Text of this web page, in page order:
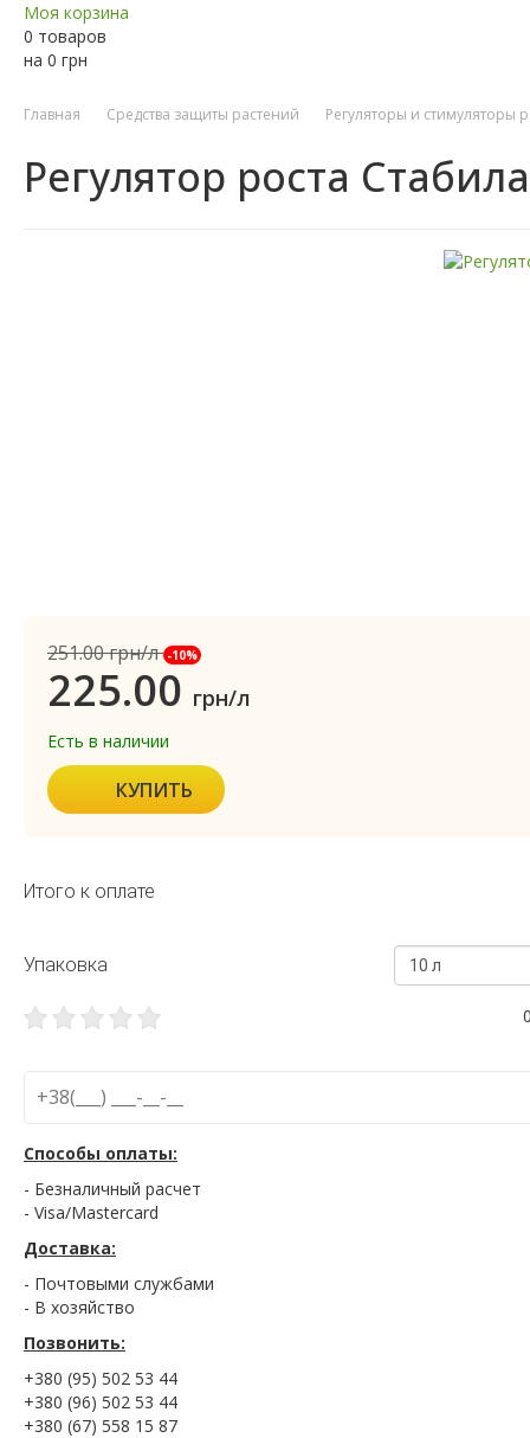
Моя корзина
0 товаров
на 0 грн
Главная Средства защиты растений Регуляторы и стимуляторы
Регулятор роста
251.00грн/л -10%
225.00 грн/л
Есть в наличии
КУПИТЬ
Итого к оплате
Упаковка 10 л
Способы оплаты:
- Безналичный расчет
- Visa/Mastercard
Доставка:
- Почтовыми службами
- В хозяйство
Позвонить:
+380 (95) 502 53 44
+380 (96) 502 53 44
+380 (67) 558 15 87